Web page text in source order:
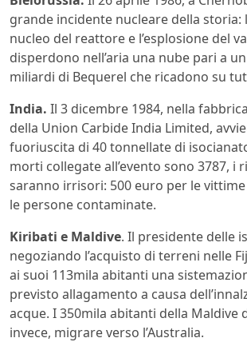
grande incidente nucleare della storia:
nucleo del reattore e l’esplosione del
disperdono nell’aria una nube pari a
miliardi di Bequerel che ricadono su
India. Il 3 dicembre 1984, nella
della Union Carbide India Limited,
fuoriuscita di 40 tonnellate di
morti collegate all’evento sono 3787, i
saranno irrisori: 500 euro per le
le persone contaminate.
Kiribati e Maldive. Il presidente delle
negoziando l’acquisto di terreni nelle
ai suoi 113mila abitanti una
previsto allagamento a causa
acque. I 350mila abitanti della Maldive
invece, migrare verso l’Australia.